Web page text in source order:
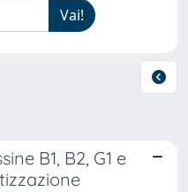
B1, B2, G1 e